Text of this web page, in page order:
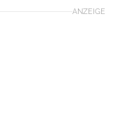
ANZEIGE